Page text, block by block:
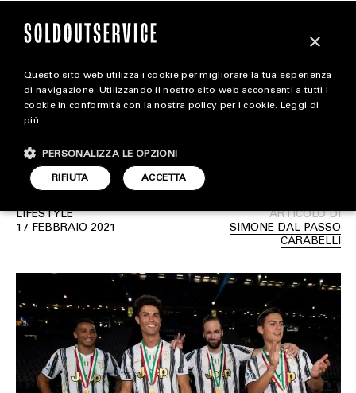
extra
ALL EXTRA
ART & DESIGN
CINEMA
HOUSE
LIFESTYLE
MOTORS
SOUND
Il documentario sulla
Juventus debutterà su
Amazon Prime Video
LIFESTYLE
17 FEBBRAIO 2021
ARTICOLO DI
SIMONE DAL PASSO
CARABELLI
×
Questo sito web utilizza i cookie per migliorare la tua esperienza
di navigazione. Utilizzando il nostro sito web acconsenti a tutti i
cookie in conformità con la nostra policy per i cookie. Leggi di
più
ACCETTA
RIFIUTA
PERSONALIZZA LE OPZIONI